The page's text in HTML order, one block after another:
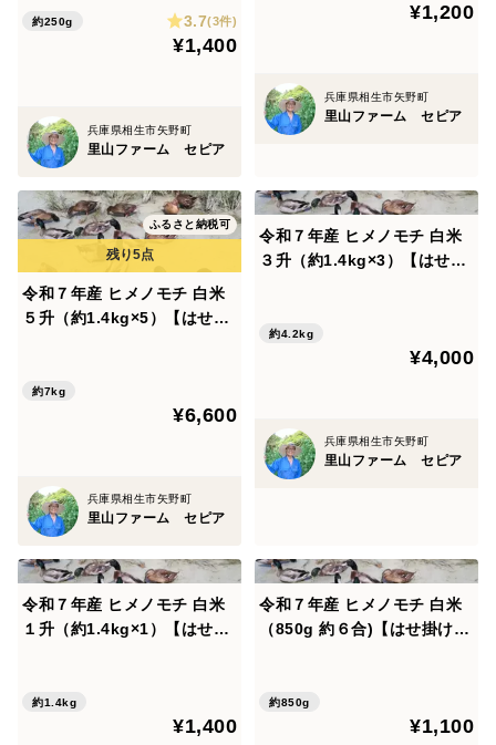
約250g 3.7(3件)
¥1,400
兵庫県相生市矢野町
里山ファーム セピア
¥1,200
兵庫県相生市矢野町
里山ファーム セピア
ふるさと納税可
令和７年産 ヒメノモチ 白米
５升（約1.4kg×5）【はせ掛
約7kg
¥6,600
兵庫県相生市矢野町
里山ファーム セピア
令和７年産 ヒメノモチ 白米
３升（約1.4kg×3）【はせ掛
約4.2kg
¥4,000
兵庫県相生市矢野町
里山ファーム セピア
令和７年産 ヒメノモチ 白米
１升（約1.4kg×1）【はせ掛
約1.4kg
¥1,400
令和７年産 ヒメノモチ 白米
（850g 約６合)【はせ掛けし
約850g
¥1,100